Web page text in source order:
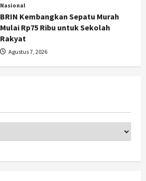
Politik
Hari Jadi Pati ke-703 Jadi
Momentum Kemajuan, Ini Pesan Ali
Badrudin
Agustus 8, 2026